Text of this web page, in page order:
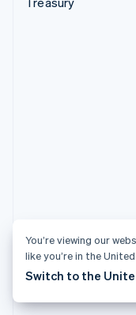
You’re viewing our
like you’re in the
Switch to the